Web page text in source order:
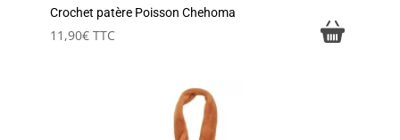
Crochet patère Poisson Chehoma
11,90€ TTC